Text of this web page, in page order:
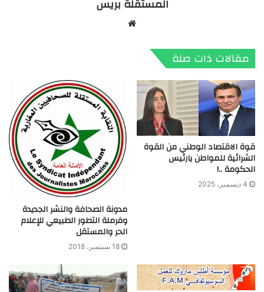
المستقلة بريس
مقالات ذات صلة
قوة الاقتصاد الوطني من القوة
الشرائية للمواطن يارئيس
الحكومة ..!
4 ديسمبر، 2025
مدونة الصحافة والنشر الجديدة
وفرملة التطور الطبيعي للإعلام
الحر والمستقل
18 سبتمبر، 2018